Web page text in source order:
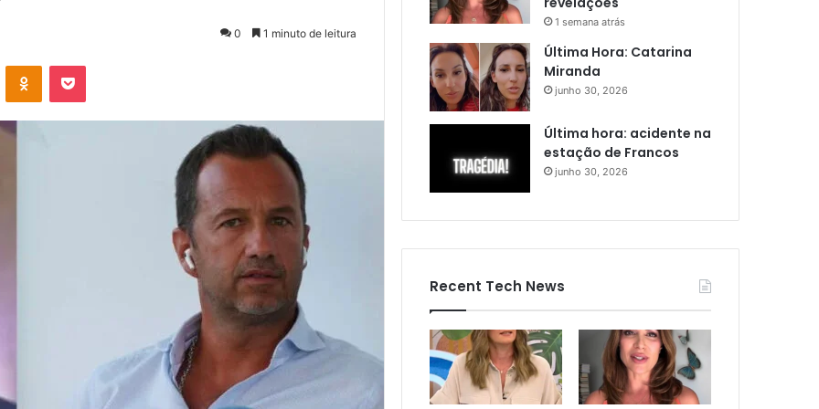
0 1 minuto de leitura
OK Pocket
1 semana atrás
Última Hora: Catarina
Miranda
junho 30, 2026
Última hora: acidente na
estação de Francos
junho 30, 2026
Recent Tech News